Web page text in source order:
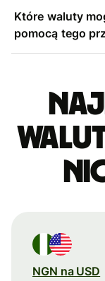
Które waluty
pomocą tego
NGN na USD